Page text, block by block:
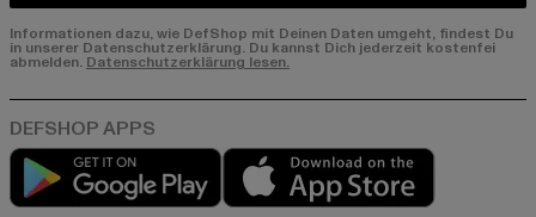
Informationen dazu, wie DefShop mit Deinen Daten umgeht, findest Du
in unserer Datenschutzerklärung. Du kannst Dich jederzeit kostenfei
abmelden. Datenschutzerklärung lesen.
Play market